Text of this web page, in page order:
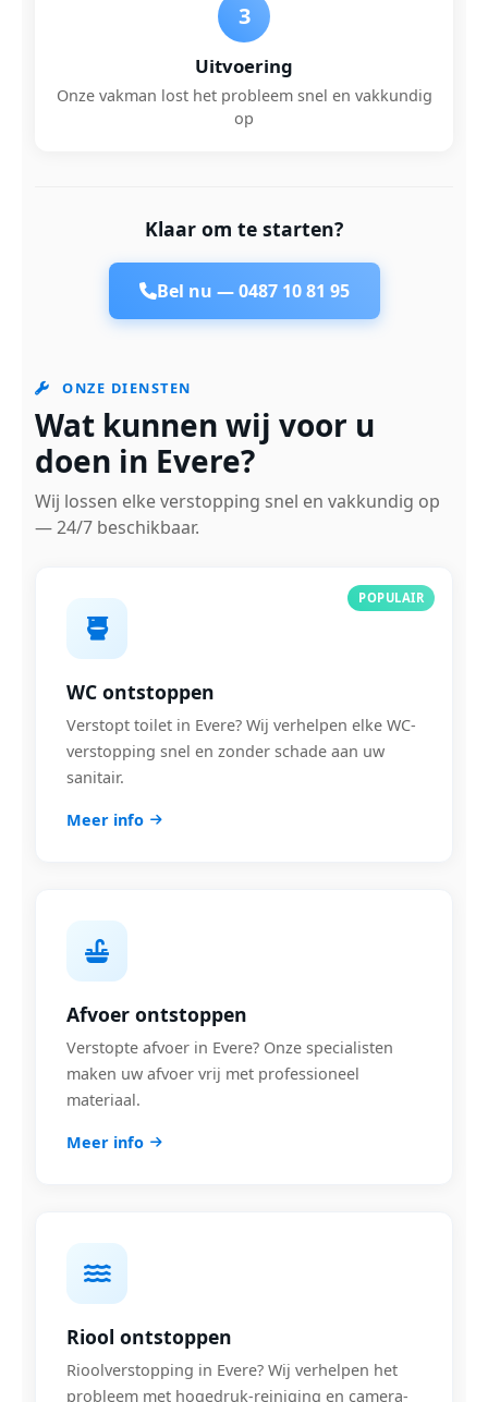
3
Uitvoering
Onze vakman lost het probleem snel en vakkundig
op
Klaar om te starten?
Bel nu —0487 10 81 95
ONZE DIENSTEN
Wat kunnen wij voor u
doen in Evere?
Wij lossen elke verstopping snel en vakkundig op
— 24/7 beschikbaar.
POPULAIR
WC ontstoppen
Verstopt toilet in Evere? Wij verhelpen elke WC-
verstopping snel en zonder schade aan uw
sanitair.
Meer info
Afvoer ontstoppen
Verstopte afvoer in Evere? Onze specialisten
maken uw afvoer vrij met professioneel
materiaal.
Meer info
Riool ontstoppen
Rioolverstopping in Evere? Wij verhelpen het
probleem met hogedruk-reiniging en camera-